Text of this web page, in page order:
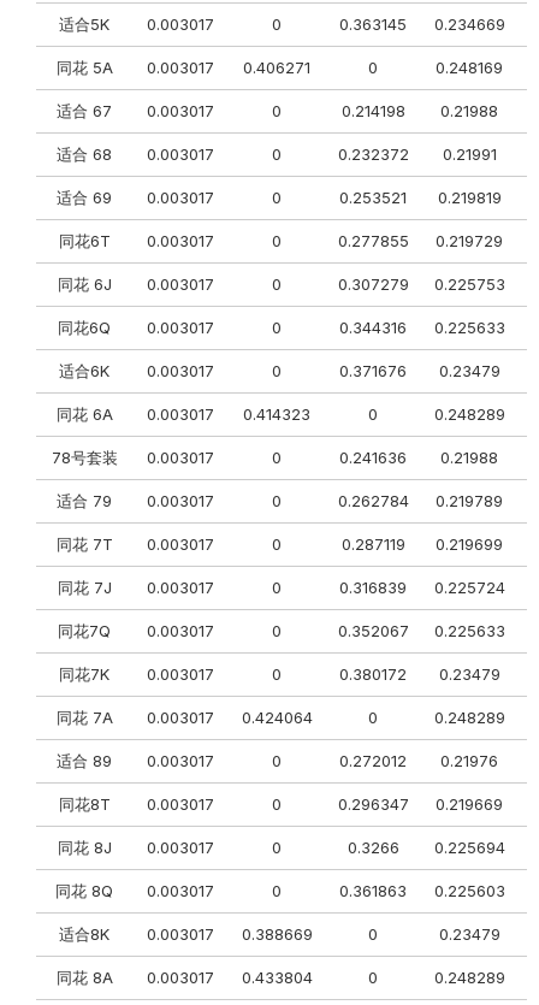
适合5K 0.003017 0 0.363145 0.234669
同花 5A 0.003017 0.406271 0 0.248169
适合 67 0.003017 0 0.214198 0.21988
适合 68 0.003017 0 0.232372 0.21991
适合 69 0.003017 0 0.253521 0.219819
同花6T 0.003017 0 0.277855 0.219729
同花 6J 0.003017 0 0.307279 0.225753
同花6Q 0.003017 0 0.344316 0.225633
适合6K 0.003017 0 0.371676 0.23479
同花 6A 0.003017 0.414323 0 0.248289
78号套装 0.003017 0 0.241636 0.21988
适合 79 0.003017 0 0.262784 0.219789
同花 7T 0.003017 0 0.287119 0.219699
同花 7J 0.003017 0 0.316839 0.225724
同花7Q 0.003017 0 0.352067 0.225633
同花7K 0.003017 0 0.380172 0.23479
同花 7A 0.003017 0.424064 0 0.248289
适合 89 0.003017 0 0.272012 0.21976
同花8T 0.003017 0 0.296347 0.219669
同花 8J 0.003017 0 0.3266 0.225694
同花 8Q 0.003017 0 0.361863 0.225603
适合8K 0.003017 0.388669 0 0.23479
同花 8A 0.003017 0.433804 0 0.248289